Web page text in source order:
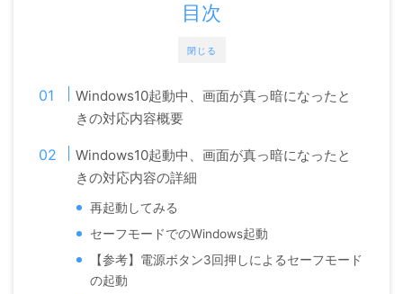
閉じる
目次
Windows10起動中、画面が真っ暗になったと
きの対応内容概要
Windows10起動中、画面が真っ暗になったと
きの対応内容の詳細
再起動してみる
セーフモードでのWindows起動
【参考】電源ボタン3回押しによるセーフモード
の起動